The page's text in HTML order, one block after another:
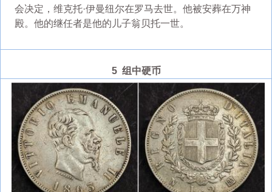
会决定，维克托·伊曼纽尔在罗马去世。他被安葬在万神
殿。他的继任者是他的儿子翁贝托一世。
5 组中硬币